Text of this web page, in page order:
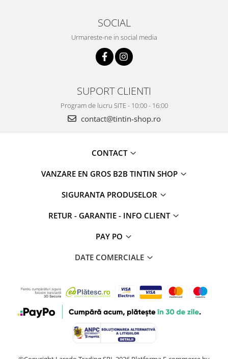
SOCIAL
Urmareste-ne in social media
SUPORT CLIENTI
Program de lucru SITE - 10:00 - 16:00
contact@tintin-shop.ro
CONTACT
VANZARE EN GROS B2B TINTIN SHOP
SIGURANTA PRODUSELOR
RETUR - GARANTIE - INFO CLIENT
PAY PO
DATE COMERCIALE